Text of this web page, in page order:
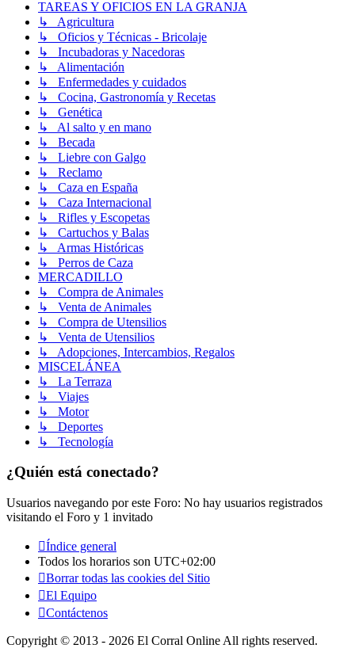
TAREAS Y OFICIOS EN LA GRANJA
↳ Agricultura
↳ Oficios y Técnicas - Bricolaje
↳ Incubadoras y Nacedoras
↳ Alimentación
↳ Enfermedades y cuidados
↳ Cocina, Gastronomía y Recetas
↳ Genética
↳ Al salto y en mano
↳ Becada
↳ Liebre con Galgo
↳ Reclamo
↳ Caza en España
↳ Caza Internacional
↳ Rifles y Escopetas
↳ Cartuchos y Balas
↳ Armas Históricas
↳ Perros de Caza
MERCADILLO
↳ Compra de Animales
↳ Venta de Animales
↳ Compra de Utensilios
↳ Venta de Utensilios
↳ Adopciones, Intercambios, Regalos
MISCELÁNEA
↳ La Terraza
↳ Viajes
↳ Motor
↳ Deportes
↳ Tecnología
¿Quién está conectado?
Usuarios navegando por este Foro: No hay usuarios registrados
visitando el Foro y 1 invitado
Índice general
Todos los horarios son UTC+02:00
Borrar todas las cookies del Sitio
El Equipo
Contáctenos
Copyright © 2013 - 2026 El Corral Online All rights reserved.